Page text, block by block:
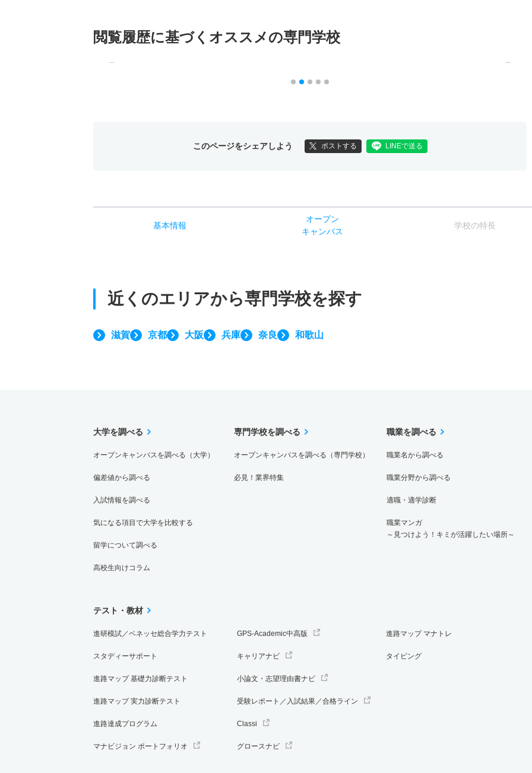
閲覧履歴に基づく オススメの専門学校
このページをシェアしよう ポストする LINEで送る
基本情報
オープン
キャンパス
学校の特長
近くのエリアから専門学校を探す
滋賀 京都 大阪 兵庫 奈良 和歌山
大学を調べる
オープンキャンパスを調べる（大学）
偏差値から調べる
入試情報を調べる
気になる項目で大学を比較する
留学について調べる
高校生向けコラム
専門学校を調べる
オープンキャンパスを調べる（専門学校）
必見！業界特集
職業を調べる
職業名から調べる
職業分野から調べる
適職・適学診断
職業マンガ
～見つけよう！キミが活躍したい場所～
テスト・教材
進研模試／ベネッセ総合学力テスト
スタディーサポート
進路マップ 基礎力診断テスト
進路マップ 実力診断テスト
進路達成プログラム
マナビジョン ポートフォリオ
GPS-Academic中高版
キャリアナビ
小論文・志望理由書ナビ
受験レポート／入試結果／合格ライン
Classi
グロースナビ
進路マップ マナトレ
タイピング